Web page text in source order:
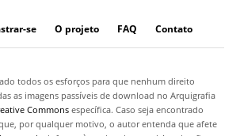
se O projeto FAQ Contato
todos os esforços para que nenhum direito
as imagens passíveis de download no Arquigrafia
Commons específica. Caso seja encontrado
por qualquer motivo, o autor entenda que afete